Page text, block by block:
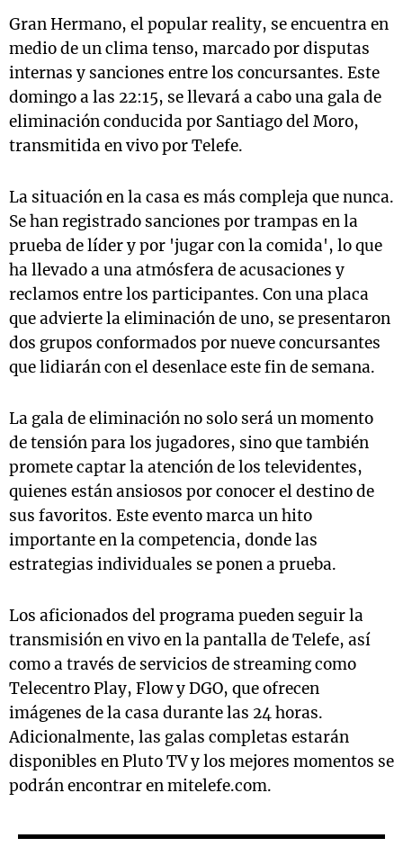
Gran Hermano, el popular reality, se encuentra en
medio de un clima tenso, marcado por disputas
internas y sanciones entre los concursantes. Este
domingo a las 22:15, se llevará a cabo una gala de
eliminación conducida por Santiago del Moro,
transmitida en vivo por Telefe.
La situación en la casa es más compleja que nunca.
Se han registrado sanciones por trampas en la
prueba de líder y por 'jugar con la comida', lo que
ha llevado a una atmósfera de acusaciones y
reclamos entre los participantes. Con una placa
que advierte la eliminación de uno, se presentaron
dos grupos conformados por nueve concursantes
que lidiarán con el desenlace este fin de semana.
La gala de eliminación no solo será un momento
de tensión para los jugadores, sino que también
promete captar la atención de los televidentes,
quienes están ansiosos por conocer el destino de
sus favoritos. Este evento marca un hito
importante en la competencia, donde las
estrategias individuales se ponen a prueba.
Los aficionados del programa pueden seguir la
transmisión en vivo en la pantalla de Telefe, así
como a través de servicios de streaming como
Telecentro Play, Flow y DGO, que ofrecen
imágenes de la casa durante las 24 horas.
Adicionalmente, las galas completas estarán
disponibles en Pluto TV y los mejores momentos se
podrán encontrar en mitelefe.com.